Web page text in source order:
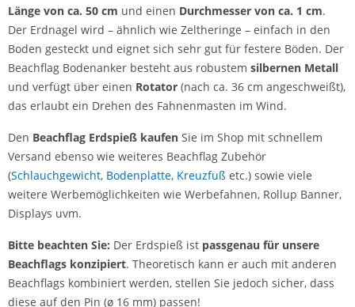
Länge von ca. 50 cm und einen Durchmesser von ca. 1 cm.
Der Erdnagel wird – ähnlich wie Zeltheringe – einfach in den
Boden gesteckt und eignet sich sehr gut für festere Böden. Der
Beachflag Bodenanker besteht aus robustem silbernen Metall
und verfügt über einen Rotator (nach ca. 36 cm angeschweißt),
das erlaubt ein Drehen des Fahnenmasten im Wind.
Den Beachflag Erdspieß kaufen Sie im Shop mit schnellem
Versand ebenso wie weiteres Beachflag Zubehör
(Schlauchgewicht, Bodenplatte, Kreuzfuß etc.) sowie viele
weitere Werbemöglichkeiten wie Werbefahnen, Rollup Banner,
Displays uvm.
Bitte beachten Sie: Der Erdspieß ist passgenau für unsere
Beachflags konzipiert. Theoretisch kann er auch mit anderen
Beachflags kombiniert werden, stellen Sie jedoch sicher, dass
diese auf den Pin (ø 16 mm) passen!